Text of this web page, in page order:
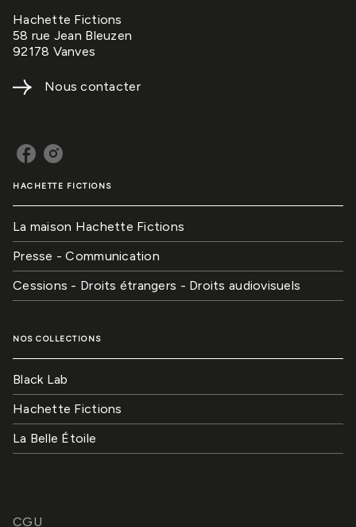
Hachette Fictions
58 rue Jean Bleuzen
92178 Vanves
Nous contacter
HACHETTE FICTIONS
La maison Hachette Fictions
Presse - Communication
Cessions - Droits étrangers - Droits audiovisuels
NOS COLLECTIONS
Black Lab
Hachette Fictions
La Belle Étoile
CGU